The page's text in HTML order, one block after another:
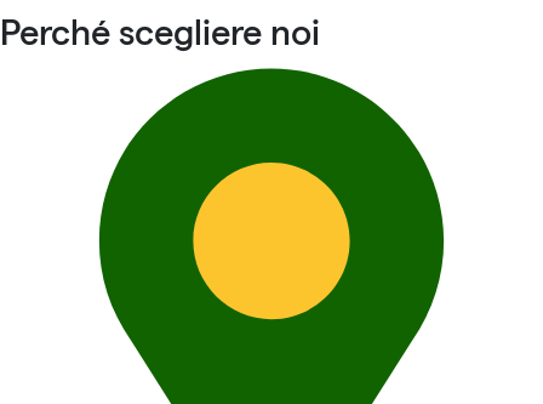
Perché scegliere noi